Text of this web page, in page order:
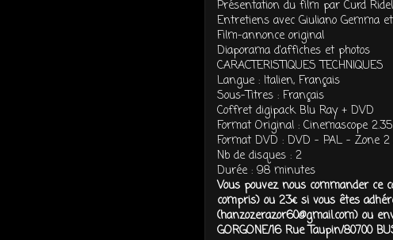
Présentation du film par Curd Ridel
Entretiens avec Giuliano Gemma
Film-annonce original
Diaporama d'affiches et photos
CARACTERISTIQUES TECHNIQUES
Langue : Italien, Français
Sous-Titres : Français
Coffret digipack Blu Ray + DVD
Format Original : Cinemascope
Format DVD : DVD - PAL - Zone
Nb de disques : 2
Durée : 98 minutes
Vous pouvez nous commander ce
compris) ou 23€ si vous êtes
(hanzozerazor60@gmail.com) ou
GORGONE/16 Rue Taupin/80700